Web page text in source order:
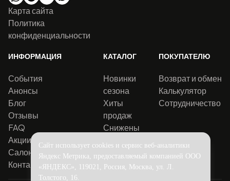
Карта сайта
Политика
конфиденциальности
ИНФОРМАЦИЯ
События
Анонсы
Блог
Отзывы
FAQ
Акции
Салоны
Контакты
КАТАЛОГ
Новинки
сезона
Хиты
продаж
Снижены
ПОКУПАТЕЛЮ
Возврат и обмен
Калькулятор
Сотрудничество
Сайт использует cookies и сервис веб-аналитики
Яндекс Метрика, предоставляемый компанией ООО
«ЯНДЕКС», 119021, Россия, Москва, ул. Л.
Толстого, 16.